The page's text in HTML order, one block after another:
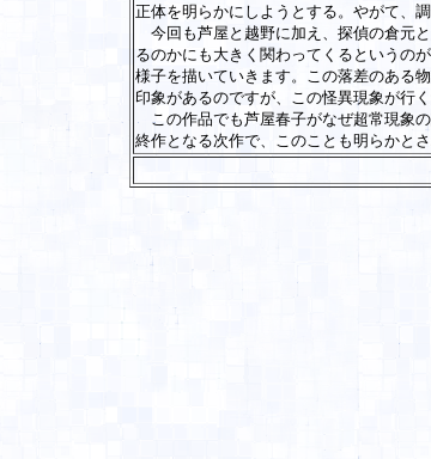
正体を明らかにしようとする。やがて、
今回も芦屋と越野に加え、探偵の倉元
るのかにも大きく関わってくるというの
様子を描いていきます。この落差のある
印象があるのですが、この怪異現象が行
この作品でも芦屋春子がなぜ超常現象の
終作となる次作で、このことも明らかと